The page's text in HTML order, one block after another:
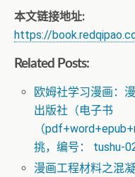
本文链接地址:
https://
Related Posts:
欧姆社学习漫画：
出版社（电子书
（
挑，编号： tushu-
漫画工程材料之混